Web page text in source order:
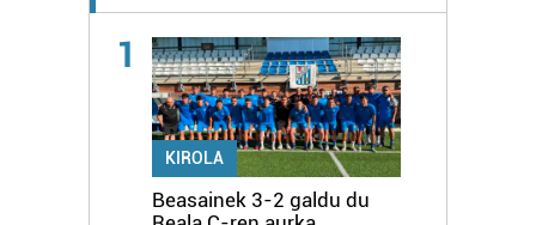
1
KIROLA
Beasainek 3-2 galdu du